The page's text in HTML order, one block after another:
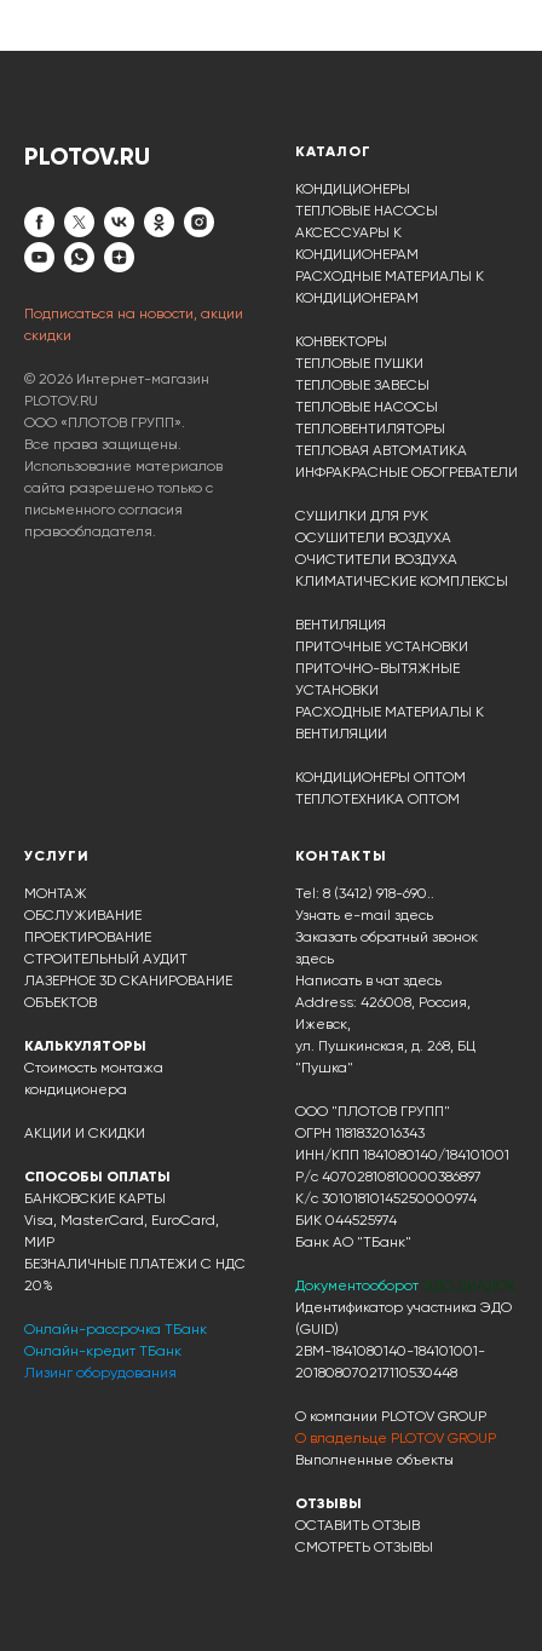
PLOTOV.RU
Подписаться на новости, акции
скидки
© 2026 Интернет-магазин
PLOTOV.RU
ООО «ПЛОТОВ ГРУПП».
Все права защищены.
Использование материалов
сайта разрешено только с
письменного согласия
правообладателя.
КАТАЛОГ
КОНДИЦИОНЕРЫ
ТЕПЛОВЫЕ НАСОСЫ
АКСЕССУАРЫ К
КОНДИЦИОНЕРАМ
РАСХОДНЫЕ МАТЕРИАЛЫ К
КОНДИЦИОНЕРАМ
КОНВЕКТОРЫ
ТЕПЛОВЫЕ ПУШКИ
ТЕПЛОВЫЕ ЗАВЕСЫ
ТЕПЛОВЫЕ НАСОСЫ
ТЕПЛОВЕНТИЛЯТОРЫ
ТЕПЛОВАЯ АВТОМАТИКА
ИНФРАКРАСНЫЕ ОБОГРЕВАТЕЛИ
СУШИЛКИ ДЛЯ РУК
ОСУШИТЕЛИ ВОЗДУХА
ОЧИСТИТЕЛИ ВОЗДУХА
КЛИМАТИЧЕСКИЕ КОМПЛЕКСЫ
ВЕНТИЛЯЦИЯ
ПРИТОЧНЫЕ УСТАНОВКИ
ПРИТОЧНО-ВЫТЯЖНЫЕ
УСТАНОВКИ
РАСХОДНЫЕ МАТЕРИАЛЫ К
ВЕНТИЛЯЦИИ
КОНДИЦИОНЕРЫ ОПТОМ
ТЕПЛОТЕХНИКА ОПТОМ
УСЛУГИ
МОНТАЖ
ОБСЛУЖИВАНИЕ
ПРОЕКТИРОВАНИЕ
СТРОИТЕЛЬНЫЙ АУДИТ
ЛАЗЕРНОЕ 3D СКАНИРОВАНИЕ
ОБЪЕКТОВ
КАЛЬКУЛЯТОРЫ
Стоимость монтажа
кондиционера
АКЦИИ И СКИДКИ
СПОСОБЫ ОПЛАТЫ
БАНКОВСКИЕ КАРТЫ
Visa, MasterCard, EuroCard,
МИР
БЕЗНАЛИЧНЫЕ ПЛАТЕЖИ С НДС
20%
Онлайн-рассрочка ТБанк
Онлайн-кредит ТБанк
Лизинг оборудования
КОНТАКТЫ
Tel: 8 (3412) 918-690..
Узнать e-mail здесь
Заказать обратный звонок
здесь
Написать в чат здесь
Address: 426008, Россия,
Ижевск,
ул. Пушкинская, д. 268, БЦ
"Пушка"
ООО "ПЛОТОВ ГРУПП"
ОГРН 1181832016343
ИНН/КПП 1841080140/184101001
Р/с 40702810810000386897
К/с 30101810145250000974
БИК 044525974
Банк АО "ТБанк"
Документооборот ЭДО ДИАДОК
Идентификатор участника ЭДО
(GUID)
2BM-1841080140-184101001-
201808070217110530448
О компании PLOTOV GROUP
О владельце PLOTOV GROUP
Выполненные объекты
ОТЗЫВЫ
ОСТАВИТЬ ОТЗЫВ
СМОТРЕТЬ ОТЗЫВЫ